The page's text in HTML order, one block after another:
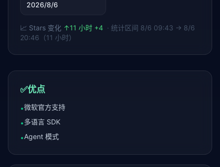
2026/8/6
📈 Stars 变化 ↑11 小时 +4 · 统计区间 8/6 09:43 → 8/6
20:46（11 小时）
✅优点
•微软官方支持
•多语言 SDK
•Agent 模式